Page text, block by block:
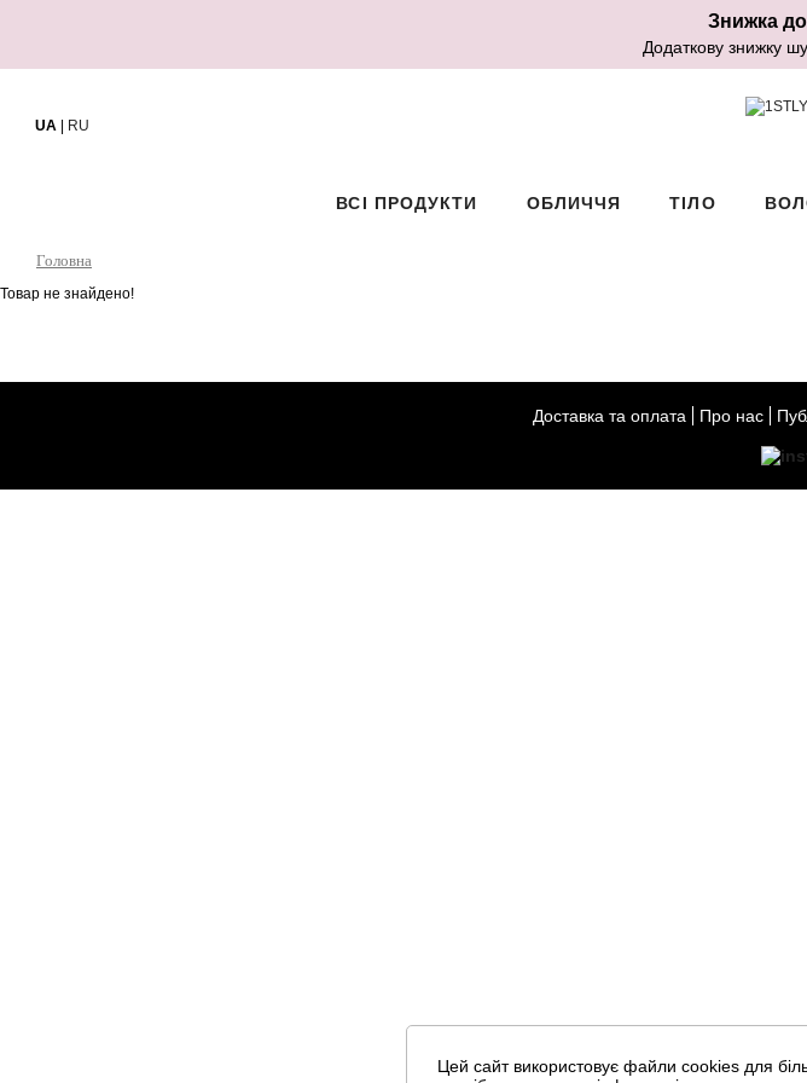
Знижка
Додаткову знижку
UA RU
ВСІ ПРОДУКТИ ОБЛИЧЧЯ ТІЛО
Головна
Товар не знайдено!
Доставка та оплата Про нас
Цей сайт використовує файли cookies для